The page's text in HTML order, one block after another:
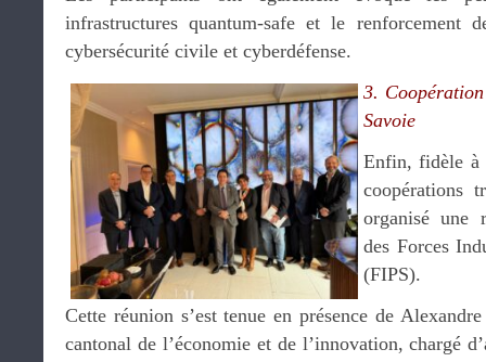
infrastructures quantum-safe et le renforcement
cybersécurité civile et cyberdéfense.
3.
Savoie
Enfin, fidèle à
coopérations
organisé une
des Forces
(FIPS).
Cette réunion s’est tenue en présence de
cantonal de l’économie et de l’innovation, chargé